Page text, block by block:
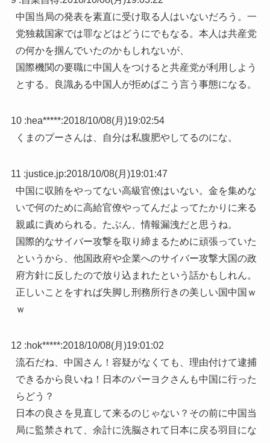
中国当局の発表を素直に受け取る人はいないだろう。一
党独裁国家では罪などはどうにでもなる。本人は共産党
の何かを掴んでいたのかもしれないが、
国際機関の要職に中国人をつけると共産党が利用しよう
とする。良識ある中国人が拒めばこう言う事態になる。
10 :hea*****:2018/10/08(月)19:02:54
くまのプーさんは、自分は私腹肥やしてるのにな。
11 :justice.jp:2018/10/08(月)19:01:47
中国に収賄をやってない高級官僚はいない。金を集めな
いで何のために高給官僚やってんだよってたかりに来る
親戚に責められる。たぶん、情報漏洩だと思うね。
国際的なサイバー攻撃を取り締まるために頑張っていた
というから、他国政府や企業へのサイバー攻撃大国の政
府方針に反したので放り込まれたという話かもしれん。
正しいことをすれば失脚し刑務所行きの美しい国中国ｗ
ｗ
12 :hok*****:2018/10/08(月)19:01:02
流石だね、中国さん！容疑がなくても、理由付けて逮捕
できるから良いね！日本のパーヨクさんも中国に行った
らどう？
日本の良さを見直して来るのじゃない？その前に中国当
局に監禁されて、余計に洗脳されて日本に戻る羽目にな